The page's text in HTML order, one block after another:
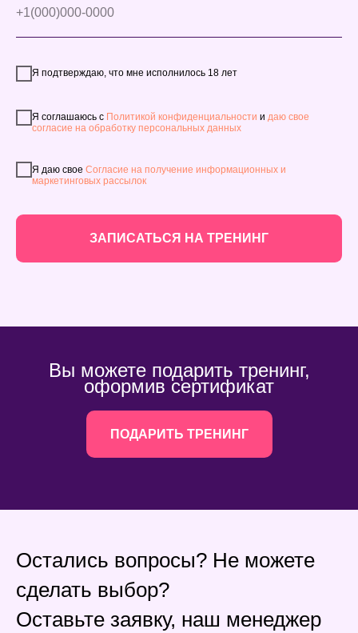
Я подтверждаю, что мне исполнилось 18 лет
Я соглашаюсь с Политикой конфиденциальности и даю свое
согласие на обработку персональных данных
Я даю свое Согласие на получение информационных и
маркетинговых рассылок
ЗАПИСАТЬСЯ НА ТРЕНИНГ
Вы можете подарить тренинг,
оформив сертификат
ПОДАРИТЬ ТРЕНИНГ
Остались вопросы? Не можете
сделать выбор?
Оставьте заявку, наш менеджер